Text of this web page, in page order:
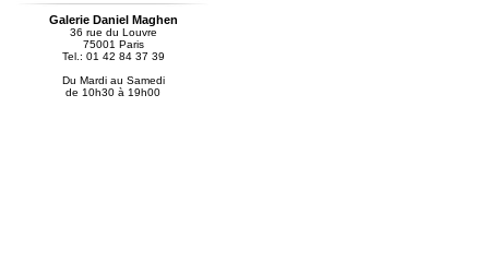
Galerie Daniel Maghen
36 rue du Louvre
75001 Paris
Tel.: 01 42 84 37 39
Du Mardi au Samedi
de 10h30 à 19h00